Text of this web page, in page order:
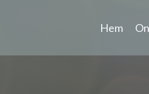
Hem